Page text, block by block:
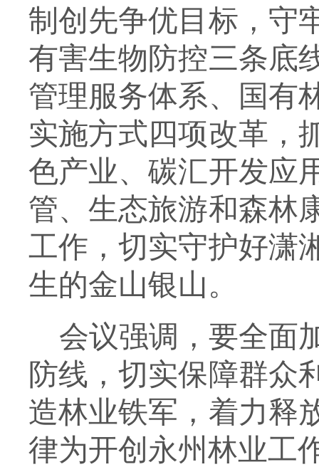
制创先争优目标，守
有害生物防控三条底
管理服务体系、国有
实施方式四项改革，
色产业、碳汇开发应
管、生态旅游和森林
工作，切实守护好潇
生的金山银山。
会议强调，要全面
防线，切实保障群众
造林业铁军， 着力释
律为开创永州林业工